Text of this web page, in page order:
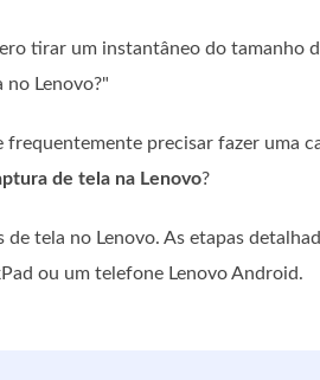
tirar um instantâneo do tamanho
no Lenovo?"
precisar fazer uma
de tela na Lenovo?
tela no Lenovo. As etapas
ou um telefone Lenovo Android.